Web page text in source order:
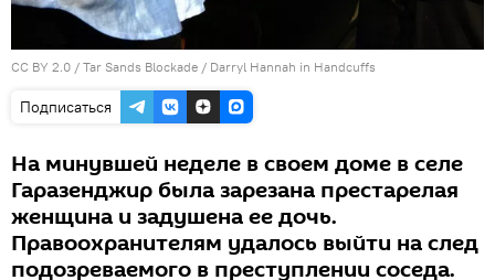
CC BY 2.0 / Tar Sands Blockade / Darryl Hannah in Handcuffs
Подписаться
На минувшей неделе в своем доме в селе
Гаразенджир была зарезана престарелая
женщина и задушена ее дочь.
Правоохранителям удалось выйти на след
подозреваемого в преступлении соседа.